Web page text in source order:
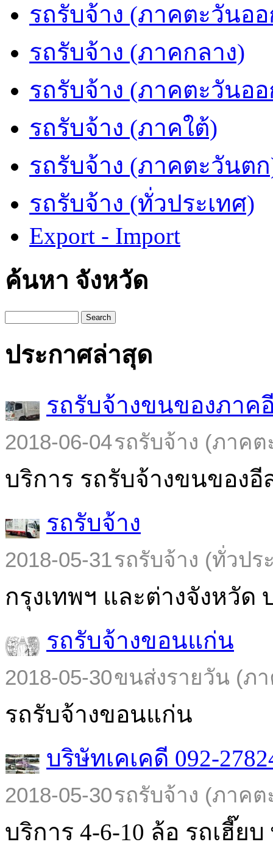
รถรับจ้าง (ภาคตะวันออ
รถรับจ้าง (ภาคกลาง)
รถรับจ้าง (ภาคตะวันอ
รถรับจ้าง (ภาคใต้)
รถรับจ้าง (ภาคตะวันต
รถรับจ้าง (ทั่วประเทศ)
Export - Import
ค้นหา จังหวัด
Search
ประกาศล่าสุด
รถรับจ้างขนของภาค
2018-06-04รถรับจ้าง (ภาคต
บริการ รถรับจ้างขนของ
รถรับจ้าง
2018-05-31รถรับจ้าง (ทั่วปร
กรุงเทพฯ และต่างจังหวัด
รถรับจ้างขอนแก่น
2018-05-30ขนส่งรายวัน (ภ
รถรับจ้างขอนแก่น
บริษัทเคเคดี 092-
2018-05-30รถรับจ้าง (ภาคต
บริการ 4-6-10 ล้อ รถเฮี๊ยบ